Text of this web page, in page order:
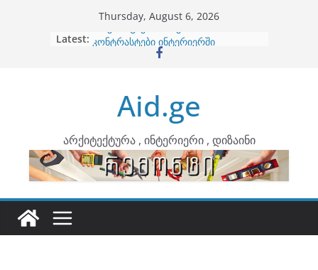
Thursday, August 6, 2026
Latest: ბინების გაერთიანება
კონტრასტები ინტერიერში
ინტერიერის დიზიანი
არტემიდი წარმოგიდგენთ
Aid.ge
არქიტექტურა , ინტერიერი , დიზაინი